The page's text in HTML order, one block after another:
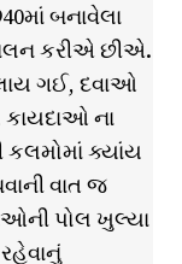
બનાવેલા
કરીએ છીએ.
ગઈ, દવાઓ
ના
ક્યાંય
વાત જ
પોલ ખુલ્યા